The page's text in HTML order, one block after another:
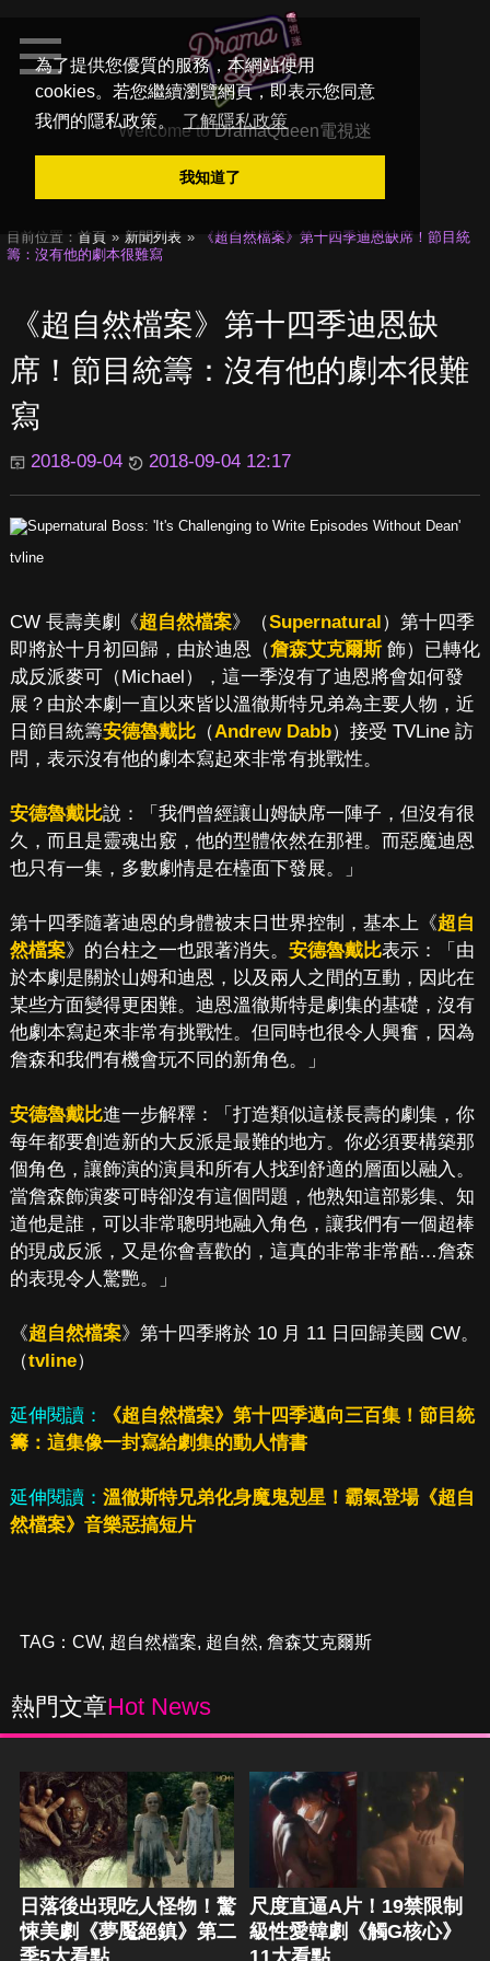
為了提供您優質的服務，本網站使用
cookies。若您繼續瀏覽網頁，即表示您同意
我們的隱私政策。
了解隱私政策
我知道了
Welcome toDramaQueen電視迷
目前位置： 首頁 新聞列表
《超自然檔案》第十四季迪恩缺席！節目統
籌：沒有他的劇本很難寫
《超自然檔案》第十四季迪恩缺
席！節目統籌：沒有他的劇本很難
寫
2018-09-04 2018-09-04 12:17
tvline
CW 長壽美劇《超自然檔案》（Supernatural）第十四季
即將於十月初回歸，由於迪恩（詹森艾克爾斯飾）已轉化
成反派麥可（Michael），這一季沒有了迪恩將會如何發
展？由於本劇一直以來皆以溫徹斯特兄弟為主要人物，近
日節目統籌安德魯戴比（Andrew Dabb）接受 TVLine 訪
問，表示沒有他的劇本寫起來非常有挑戰性。
安德魯戴比說：「我們曾經讓山姆缺席一陣子，但沒有很
久，而且是靈魂出竅，他的型體依然在那裡。而惡魔迪恩
也只有一集，多數劇情是在檯面下發展。」
第十四季隨著迪恩的身體被末日世界控制，基本上《超自
然檔案》的台柱之一也跟著消失。 安德魯戴比表示：「由
於本劇是關於山姆和迪恩，以及兩人之間的互動，因此在
某些方面變得更困難。迪恩溫徹斯特是劇集的基礎，沒有
他劇本寫起來非常有挑戰性。但同時也很令人興奮，因為
詹森和我們有機會玩不同的新角色。」
安德魯戴比進一步解釋：「打造類似這樣長壽的劇集，你
每年都要創造新的大反派是最難的地方。你必須要構築那
個角色，讓飾演的演員和所有人找到舒適的層面以融入。
當詹森飾演麥可時卻沒有這個問題，他熟知這部影集、知
道他是誰，可以非常聰明地融入角色，讓我們有一個超棒
的現成反派，又是你會喜歡的，這真的非常非常酷…詹森
的表現令人驚艷。」
《超自然檔案》第十四季將於 10 月 11 日回歸美國 CW。
（tvline）
延伸閱讀：
《超自然檔案》第十四季邁向三百集！節目統
籌：這集像一封寫給劇集的動人情書
延伸閱讀： 溫徹斯特兄弟化身魔鬼剋星！霸氣登場《超自
然檔案》音樂惡搞短片
TAG： CW, 超自然檔案, 超自然, 詹森艾克爾斯
熱門文章Hot News
日落後出現吃人怪物！驚
悚美劇《夢魘絕鎮》第二
尺度直逼A片！19禁限制
級性愛韓劇《觸G核心》